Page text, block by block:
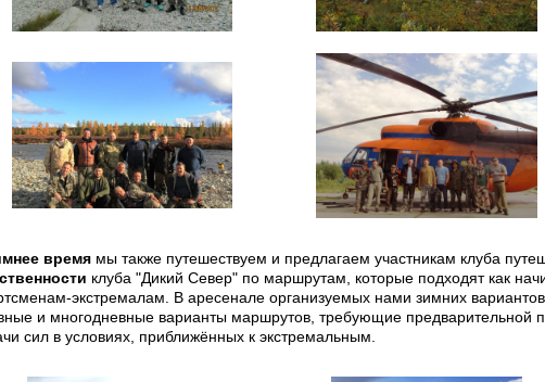
времямы также путешествуем и предлагаем участникам клуба
клуба "Дикий Север" по маршрутам, которые подходят как
экстремалам. В аресенале организуемых нами зимних
и многодневные варианты маршрутов, требующие предварительной
сил в условиях, приближённых к экстремальным.